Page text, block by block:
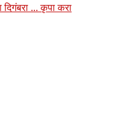
दिगंबरा ... कृपा करा